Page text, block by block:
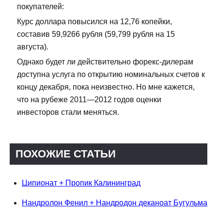
покупателей:
Курс доллара повысился на 12,76 копейки,
составив 59,9266 рубля (59,799 рубля на 15
августа).
Однако будет ли действительно форекс-дилерам
доступна услуга по открытию номинальных счетов к
концу декабря, пока неизвестно. Но мне кажется,
что на рубеже 2011—2012 годов оценки
инвесторов стали меняться.
ПОХОЖИЕ СТАТЬИ
Ципионат + Пропик Калининград
Нандролон Фенил + Нандродон деканоат Бугульма